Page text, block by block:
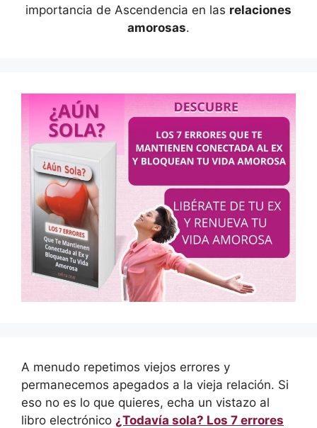
importancia de Ascendencia en las relaciones
amorosas.
A menudo repetimos viejos errores y
permanecemos apegados a la vieja relación. Si
eso no es lo que quieres, echa un vistazo al
libro electrónico ¿Todavía sola? Los 7 errores